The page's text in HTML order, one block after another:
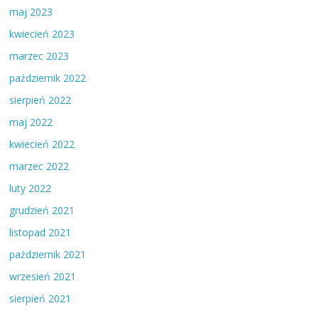
maj 2023
kwiecień 2023
marzec 2023
październik 2022
sierpień 2022
maj 2022
kwiecień 2022
marzec 2022
luty 2022
grudzień 2021
listopad 2021
październik 2021
wrzesień 2021
sierpień 2021